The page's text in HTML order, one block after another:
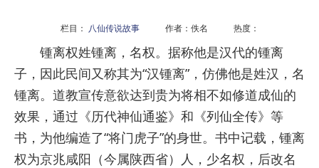
栏目： 八仙传说故事作者：佚名 热度：
锺离权姓锺离，名权。据称他是汉代的锺离
子，因此民间又称其为“汉锺离”，仿佛他是姓汉，名
锺离。道教宣传意欲达到贵为将相不如修道成仙的
效果，通过《历代神仙通鉴》和《列仙全传》等
书，为他编造了“将门虎子”的身世。书中记载，锺离
权为京兆咸阳（今属陕西省）人，少名权，后改名